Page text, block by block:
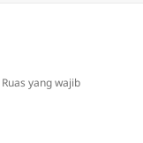
Ruas yang wajib